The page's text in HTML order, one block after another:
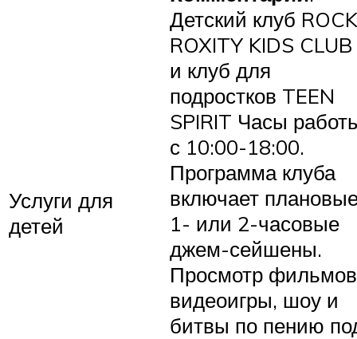
Услуги для
детей
Детский клуб ROCK
ROXITY KIDS CLUB
и клуб для
подростков TEEN
SPIRIT Часы
с 10:00-18:00.
Программа клуба
включает
1- или 2-часовые
джем-сейшены.
Просмотр
видеоигры, шоу и
битвы по пению